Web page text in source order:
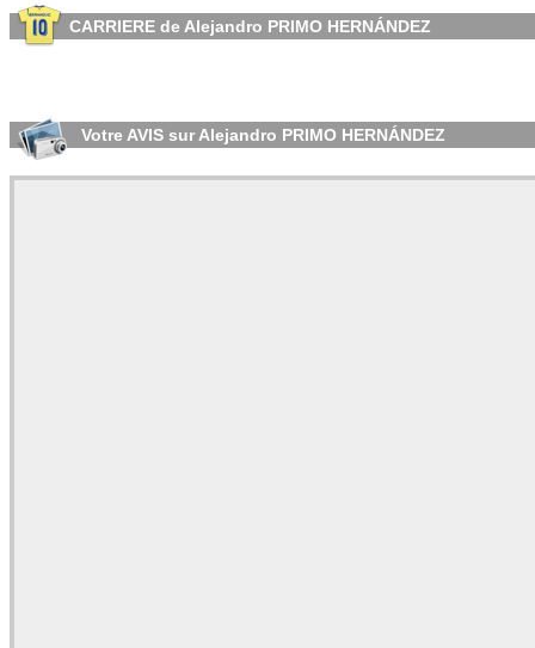
CARRIERE de Alejandro PRIMO HERNÁNDEZ
Votre AVIS sur Alejandro PRIMO HERNÁNDEZ